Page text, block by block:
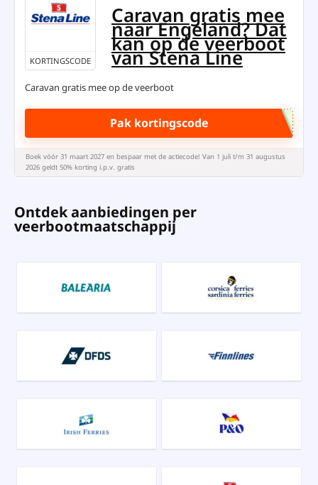
KORTINGSCODE
Caravan gratis mee
naar Engeland? Dat
kan op de veerboot
van Stena Line
Caravan gratis mee op de veerboot
Pak kortingscode
Boek vóór 31 maart 2027 en bespaar met de actiecode! Van 1 juli t/m 31 augustus
2026 geldt 50% korting i.p.v. gratis
Ontdek aanbiedingen per
veerbootmaatschappij